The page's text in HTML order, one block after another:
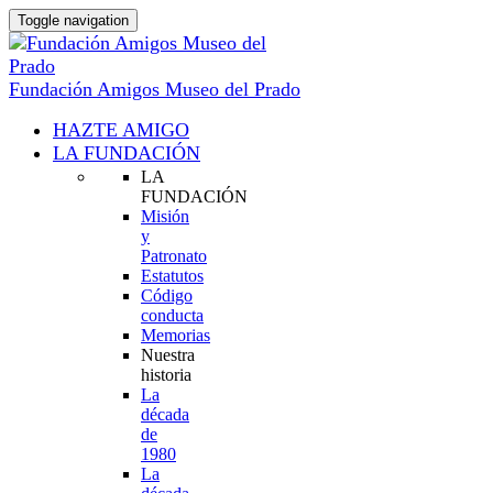
Toggle navigation
Fundación Amigos Museo del Prado
HAZTE AMIGO
LA FUNDACIÓN
LA
FUNDACIÓN
Misión
y
Patronato
Estatutos
Código
conducta
Memorias
Nuestra
historia
La
década
de
1980
La